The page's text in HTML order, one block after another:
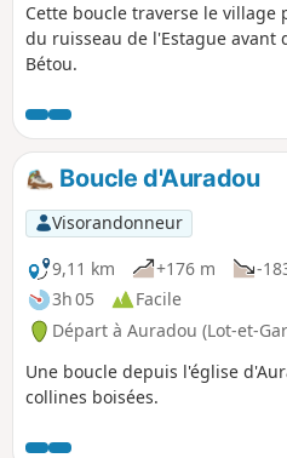
Cette boucle traverse le village
du ruisseau de l'Estague avant
Bétou.
Boucle d'Auradou
Visorandonneur
9,11 km
+176 m
-
3h 05
Facile
Départ à Auradou (Lot-et-
Une boucle depuis l'église
collines boisées.